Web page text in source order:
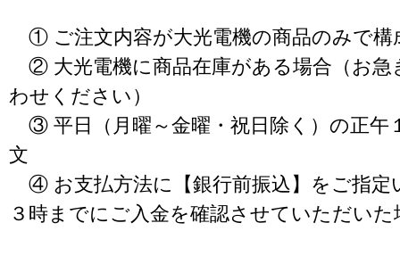
① ご注文内容が大光電機の商品のみで構
② 大光電機に商品在庫がある場合（お急
わせください）
③ 平日（月曜～金曜・祝日除く）の正午
文
④ お支払方法に【銀行前振込】をご指定
３時までにご入金を確認させていただいた